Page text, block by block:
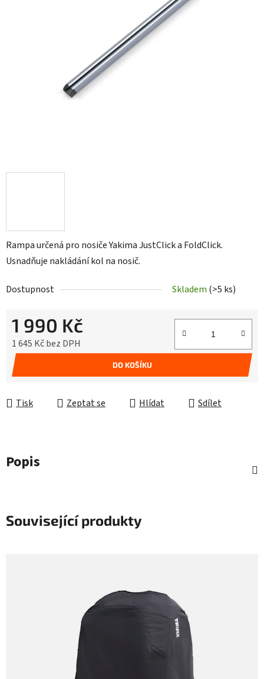
Rampa určená pro nosiče Yakima JustClick a FoldClick.
Usnadňuje nakládání kol na nosič.
Dostupnost Skladem (>5 ks)
1 990 Kč
1 645 Kč bez DPH
Měrná cena:
DO KOŠÍKU
Tisk Zeptat se Hlídat Sdílet
Popis
Související produkty